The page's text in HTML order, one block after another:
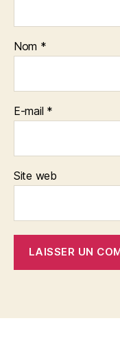
Nom *
E-mail *
Site web